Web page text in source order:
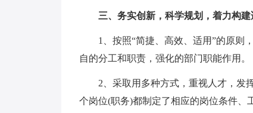
三、务实创新，科学规划，着力构
1、按照“简捷、高效、适用”的原则
自的分工和职责，强化的部门职能作用。
2、采取用多种方式，重视人才，发
个岗位(职务)都制定了相应的岗位条件、